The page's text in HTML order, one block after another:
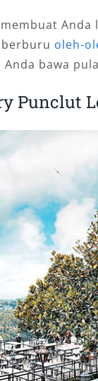
oleh-
bawa
Punclut